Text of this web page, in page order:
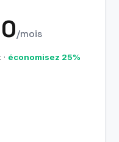
/mois
économisez 25%